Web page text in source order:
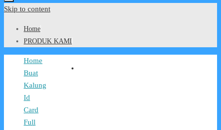
Skip to content
Home
PRODUK KAMI
Home
Buat
Kalung
Id
Card
Full